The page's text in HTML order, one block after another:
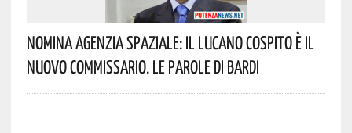
Nomina Agenzia Spaziale: Il Lucano Cospito È Il
Nuovo Commissario. Le Parole Di Bardi